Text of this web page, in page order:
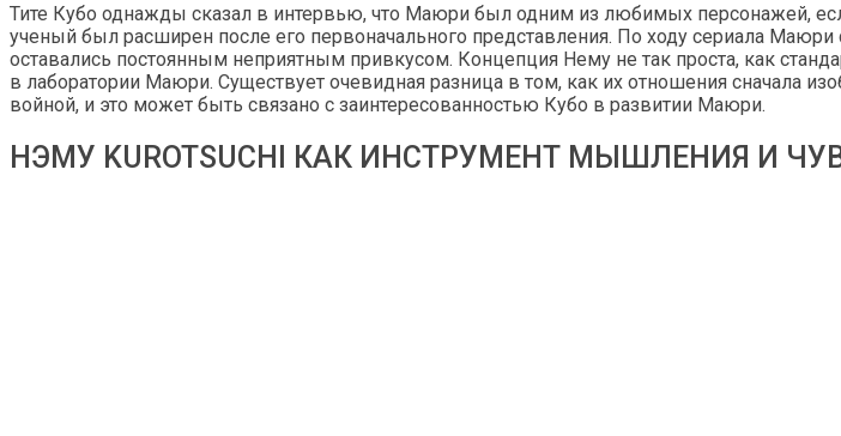
Тите Кубо однажды сказал в интервью, что Маюри был одним из любимых персонажей,
ученый был расширен после его первоначального представления. По ходу сериала
оставались постоянным неприятным привкусом. Концепция Нему не так проста, как
в лаборатории Маюри. Существует очевидная разница в том, как их отношения сначала
войной, и это может быть связано с заинтересованностью Кубо в развитии Маюри.
НЭМУ KUROTSUCHI КАК ИНСТРУМЕНТ МЫШЛЕНИЯ И